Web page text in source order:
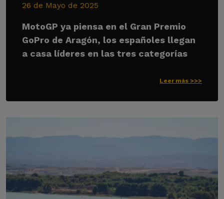
26 de Mayo de 2025
MotoGP ya piensa en el Gran Premio
GoPro de Aragón, los españoles llegan
a casa líderes en las tres categorías
Leer más >>>